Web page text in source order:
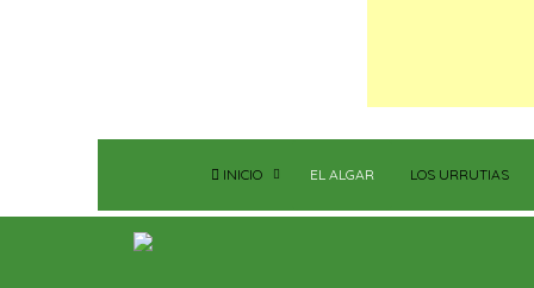
INICIO EL ALGAR LOS URRUTIAS